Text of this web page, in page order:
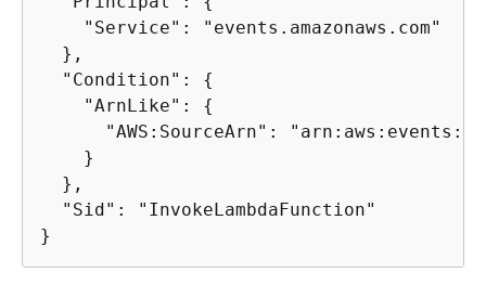
    "Service": "events.amazonaws.com"
  },
  "Condition":
{
    "ArnLike":
{
      "AWS:SourceArn": "arn:aws:events:
    }
  },
  "Sid": "InvokeLambdaFunction"
}